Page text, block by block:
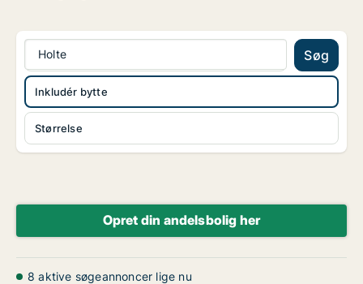
Holte Søg
Størrelse
Inkludér bytte
Opret din andelsbolig her
8 aktive søgeannoncer lige nu